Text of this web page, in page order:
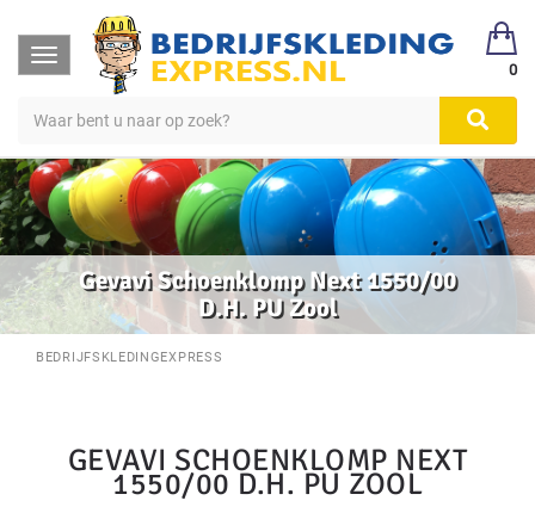
Toggle
navigation
0
Gevavi Schoenklomp Next 1550/00
D.H. PU Zool
BEDRIJFSKLEDINGEXPRESS
GEVAVI SCHOENKLOMP NEXT
1550/00 D.H. PU ZOOL